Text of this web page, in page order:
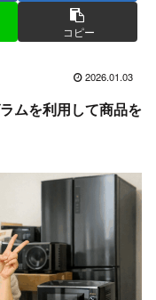
コピー
2026.01.03
ムを利用して商品を